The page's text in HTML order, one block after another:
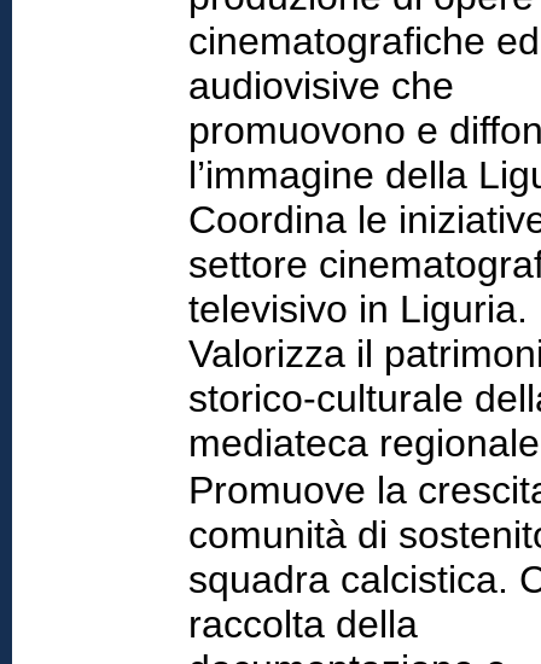
cinematografiche ed
audiovisive che
promuovono e
l’immagine della
Coordina le
settore
televisivo in Liguria.
Valorizza il
storico-culturale
mediateca
Promuove la
comunità di
squadra calcistica.
raccolta della